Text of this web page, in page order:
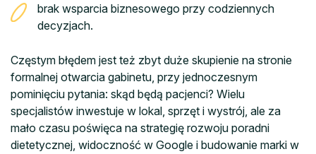
brak wsparcia biznesowego przy codziennych
decyzjach.
Częstym błędem jest też zbyt duże skupienie na stronie
formalnej otwarcia gabinetu, przy jednoczesnym
pominięciu pytania: skąd będą pacjenci? Wielu
specjalistów inwestuje w lokal, sprzęt i wystrój, ale za
mało czasu poświęca na strategię rozwoju poradni
dietetycznej, widoczność w Google i budowanie marki w